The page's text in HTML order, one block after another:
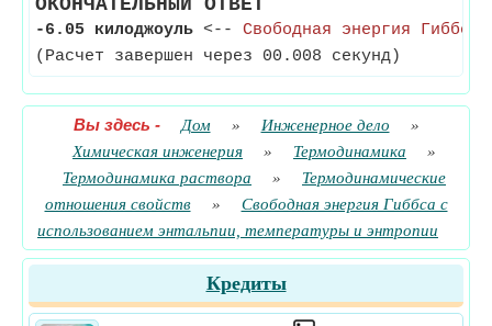
ОКОНЧАТЕЛЬНЫЙ ОТВЕТ
-6.05 килоджоуль <-- Свободная энергия Гиббса
(Расчет завершен через 00.008 секунд)
Вы здесь - Дом » Инженерное дело
»
Химическая инженерия
» Термодинамика
»
Термодинамика раствора
»
Термодинамические
отношения свойств
»
Свободная энергия Гиббса с
использованием энтальпии, температуры и энтропии
Кредиты